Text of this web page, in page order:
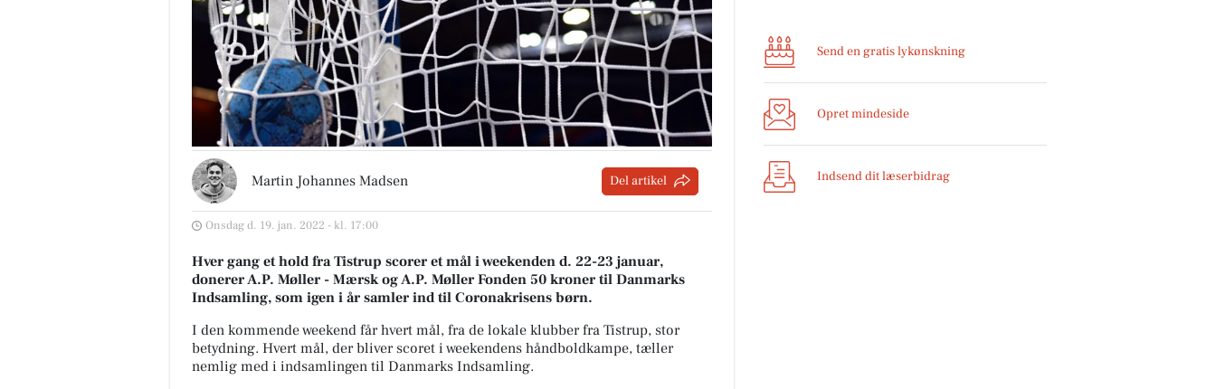
Martin Johannes Madsen Del artikel
Onsdag d. 19. jan. 2022 - kl. 17:00
Hver gang et hold fra Tistrup scorer et mål i weekenden d. 22-23 januar,
donerer A.P. Møller - Mærsk og A.P. Møller Fonden 50 kroner til Danmarks
Indsamling, som igen i år samler ind til Coronakrisens børn.
I den kommende weekend får hvert mål, fra de lokale klubber fra Tistrup, stor
betydning. Hvert mål, der bliver scoret i weekendens håndboldkampe, tæller
nemlig med i indsamlingen til Danmarks Indsamling.
Send en gratis lykønskning
Opret mindeside
Indsend dit læserbidrag